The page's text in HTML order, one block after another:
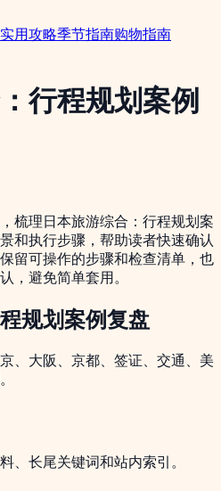
实用攻略季节指南购物指南
行程规划案例
梳理日本旅游综合：行程规划案
和执行步骤，帮助读者快速确认
留可操作的步骤和检查清单，也
，避免简单套用。
规划案例复盘
、大阪、京都、签证、交通、美
、长尾关键词和站内索引。